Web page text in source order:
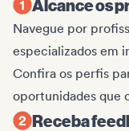
Alcance os
Navegue por
especializados em
Confira os perfis
oportunidades que
Receba